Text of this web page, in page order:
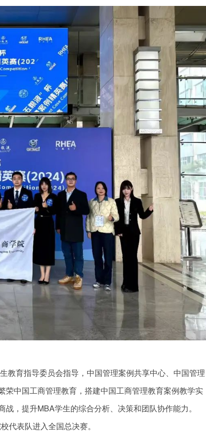
教育指导委员会指导，中国管理案例共享中心、中国管理
中国工商管理教育，搭建中国工商管理教育案例教学实
，提升MBA学生的综合分析、决策和团队协作能力。
代表队进入全国总决赛。